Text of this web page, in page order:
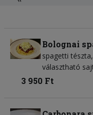
Bolognai
spagetti tészta
választható
3 950 Ft